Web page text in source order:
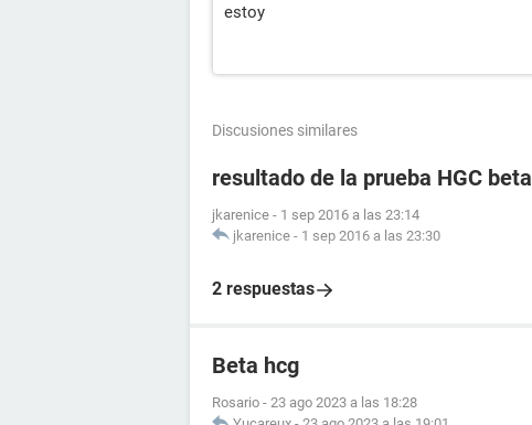
estoy
Discusiones similares
resultado de la prueba HGC beta
jkarenice - 1 sep 2016 a las 23:14
jkarenice - 1 sep 2016 a las 23:30
2 respuestas
Beta hcg
Rosario - 23 ago 2023 a las 18:28